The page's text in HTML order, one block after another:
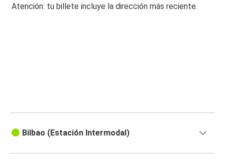
Atención: tu billete incluye la dirección más reciente.
Bilbao (Estación Intermodal)